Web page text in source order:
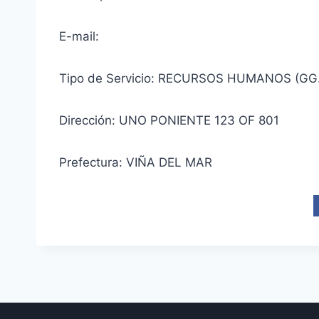
E-mail:
Tipo de Servicio: RECURSOS HUMANOS
Dirección: UNO PONIENTE 123 OF 801
Prefectura: VIÑA DEL MAR